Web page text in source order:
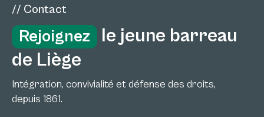
// Contact
Rejoignez
le jeune barreau
de Liège
Intégration, convivialité et défense des droits,
depuis 1861.